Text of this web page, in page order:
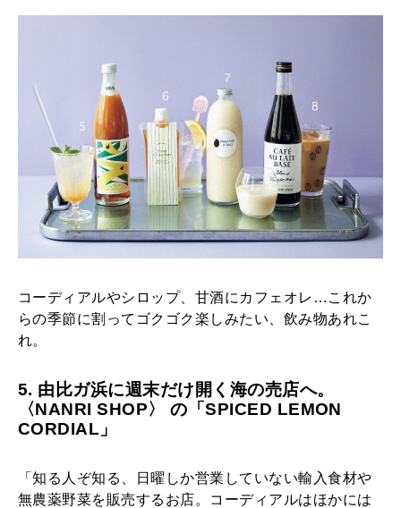
コーディアルやシロップ、甘酒にカフェオレ…これか
らの季節に割ってゴクゴク楽しみたい、飲み物あれこ
れ。
5. 由比ガ浜に週末だけ開く海の売店へ。
〈NANRI SHOP〉 の「SPICED LEMON
CORDIAL」
「知る人ぞ知る、日曜しか営業していない輸入食材や
無農薬野菜を販売するお店。コーディアルはほかには